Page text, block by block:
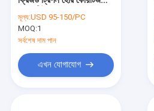
মূল্য:USD 95-150/PC
MOQ:1
সর্বশেষ দাম পান
এখন যোগাযোগ